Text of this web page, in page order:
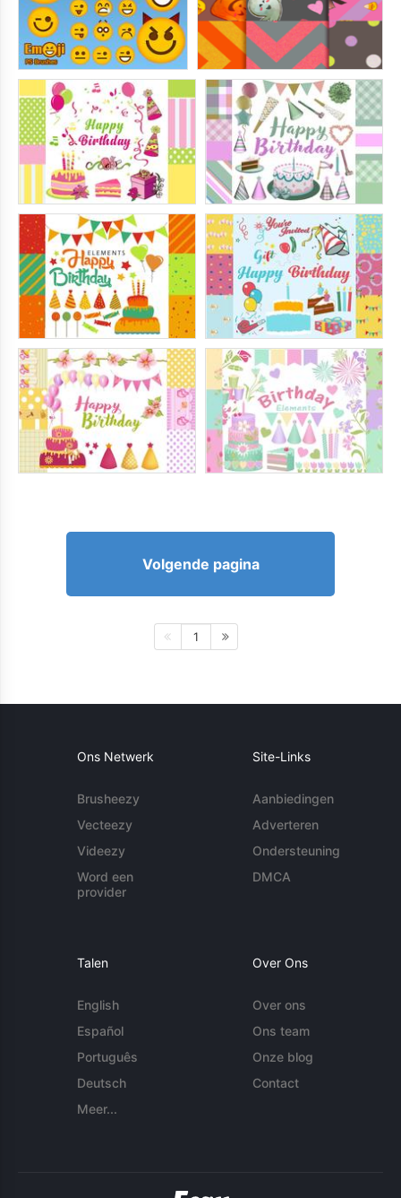
Volgende pagina
1
Ons Netwerk
Brusheezy
Vecteezy
Videezy
Word een
provider
Site-Links
Aanbiedingen
Adverteren
Ondersteuning
DMCA
Talen
English
Español
Português
Deutsch
Meer...
Over Ons
Over ons
Ons team
Onze blog
Contact